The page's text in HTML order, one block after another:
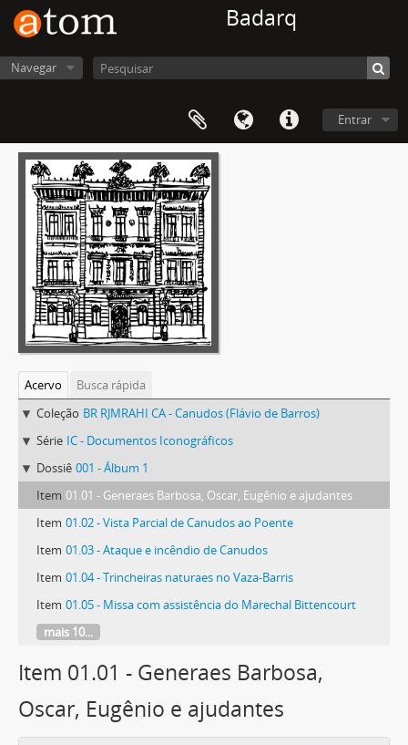
Badarq
Navegar
Entrar
Acervo
Busca rápida
Coleção BR RJMRAHI CA - Canudos (Flávio de Barros)
Série IC - Documentos Iconográficos
Dossiê 001 - Álbum 1
Item 01.01 - Generaes Barbosa, Oscar, Eugênio e ajudantes
Item 01.02 - Vista Parcial de Canudos ao Poente
Item 01.03 - Ataque e incêndio de Canudos
Item 01.04 - Trincheiras naturaes no Vaza-Barris
Item 01.05 - Missa com assistência do Marechal Bittencourt
mais 10...
Item 01.01 - Generaes Barbosa,
Oscar, Eugênio e ajudantes